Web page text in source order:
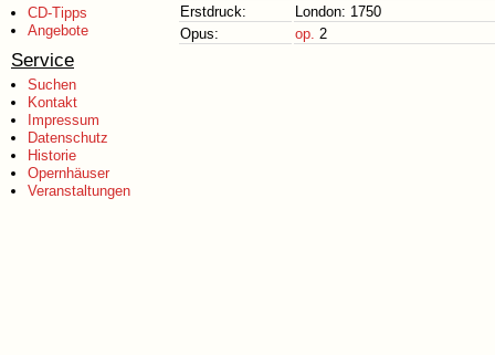
CD-Tipps
Angebote
Service
Suchen
Kontakt
Impressum
Datenschutz
Historie
Opernhäuser
Veranstaltungen
Erstdruck:
London: 1750
Opus:
op. 2